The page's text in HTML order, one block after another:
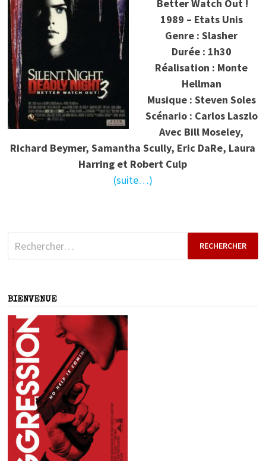
Better Watch Out !
1989 – Etats Unis
Genre : Slasher
Durée : 1h30
Réalisation : Monte
Hellman
Musique : Steven Soles
Scénario : Carlos Laszlo
Avec Bill Moseley,
Richard Beymer, Samantha Scully, Eric DaRe, Laura
Harring et Robert Culp
(suite…)
Rechercher :
BIENVENUE